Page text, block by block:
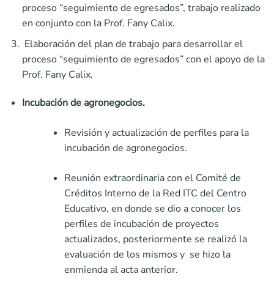
proceso “seguimiento de egresados”, trabajo realizado
en conjunto con la Prof. Fany Calix.
Elaboración del plan de trabajo para desarrollar el
proceso “seguimiento de egresados” con el apoyo de la
Prof. Fany Calix.
Incubación de agronegocios.
Revisión y actualización de perfiles para la
incubación de agronegocios.
Reunión extraordinaria con el Comité de
Créditos Interno de la Red ITC del Centro
Educativo, en donde se dio a conocer los
perfiles de incubación de proyectos
actualizados, posteriormente se realizó la
evaluación de los mismos y se hizo la
enmienda al acta anterior.